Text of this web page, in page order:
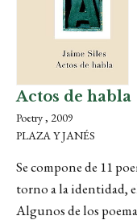
Actos de habla
Poetry , 2009
PLAZA Y JANÉS
Se compone de 11
torno a la identidad,
Algunos de los